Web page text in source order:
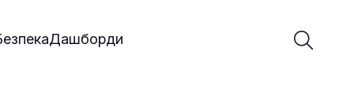
Дашборди Введіть
Почати